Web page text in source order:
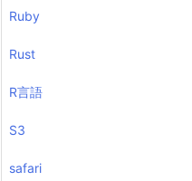
Ruby
Rust
R言語
S3
safari